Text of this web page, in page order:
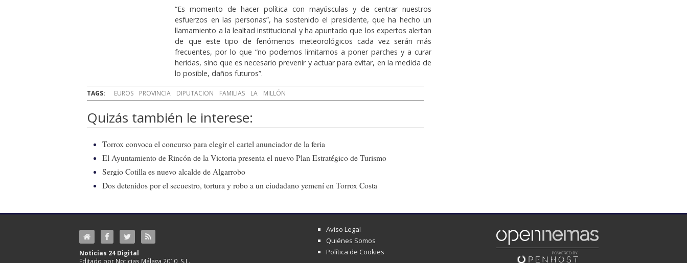
“Es momento de hacer política con mayúsculas y de centrar nuestros
esfuerzos en las personas”, ha sostenido el presidente, que ha hecho un
llamamiento a la lealtad institucional y ha apuntado que los expertos alertan
de que este tipo de fenómenos meteorológicos cada vez serán más
frecuentes, por lo que “no podemos limitarnos a poner parches y a curar
heridas, sino que es necesario prevenir y actuar para evitar, en la medida de
lo posible, daños futuros”.
TAGS: EUROS PROVINCIA DIPUTACION FAMILIAS LA MILLÓN
Quizás también le interese:
Torrox convoca el concurso para elegir el cartel anunciador de la feria
El Ayuntamiento de Rincón de la Victoria presenta el nuevo Plan Estratégico de Turismo
Sergio Cotilla es nuevo alcalde de Algarrobo
Dos detenidos por el secuestro, tortura y robo a un ciudadano yemení en Torrox Costa
Noticias 24 Digital
Editado por Noticias Málaga 2010, S.L.
Aviso Legal
Quiénes Somos
Política de Cookies